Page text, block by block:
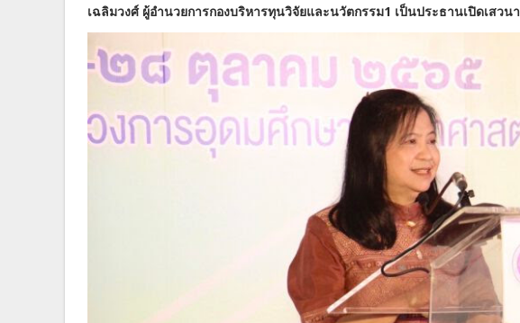
เฉลิมวงศ์ ผู้อำนวยการกองบริหารทุนวิจัยและนวัตกรรม1 เป็นประธานเปิดเสวนา